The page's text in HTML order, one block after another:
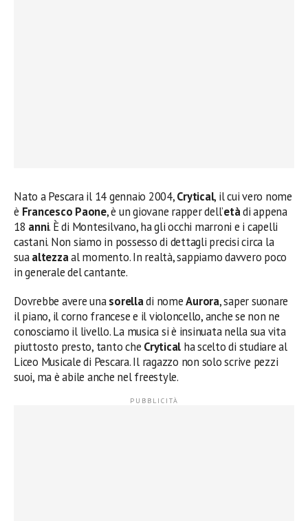
Nato a Pescara il 14 gennaio 2004,Crytical, il cui vero nome
è Francesco Paone, è un giovane rapper dell’etàdi appena
18 anni. È di Montesilvano, ha gli occhi marroni e i capelli
castani. Non siamo in possesso di dettagli precisi circa la
suaaltezzaal momento. In realtà, sappiamo davvero poco
in generale del cantante.
Dovrebbe avere unasorelladi nomeAurora, saper suonare
il piano, il corno francese e il violoncello, anche se non ne
conosciamo il livello. La musica si è insinuata nella sua vita
piuttosto presto, tanto che Crytical ha scelto di studiare al
Liceo Musicale di Pescara. Il ragazzo non solo scrive pezzi
suoi, ma è abile anche nel freestyle.